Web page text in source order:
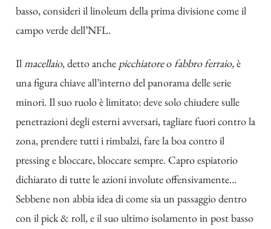
basso, consideri il linoleum della prima divisione come il
campo verde dell’NFL.
Ilmacellaio, detto anche picchiatoreofabbro ferraio,è
una figura chiave all’interno del panorama delle serie
minori. Il suo ruolo è limitato: deve solo chiudere sulle
penetrazioni degli esterni avversari, tagliare fuori contro la
zona, prendere tutti i rimbalzi, fare la boa contro il
pressing e bloccare, bloccare sempre. Capro espiatorio
dichiarato di tutte le azioni involute offensivamente…
Sebbene non abbia idea di come sia un passaggio dentro
con il pick & roll, e il suo ultimo isolamento in post basso